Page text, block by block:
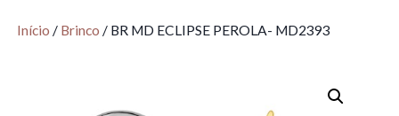
Início / Brinco / BR MD ECLIPSE PEROLA- MD2393